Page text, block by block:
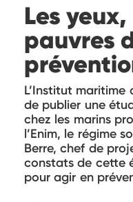
Les
pauvres
L’Institut maritime
de publier une
chez les marins
l’Enim, le régime
Berre, chef de
constats de cette
pour agir en